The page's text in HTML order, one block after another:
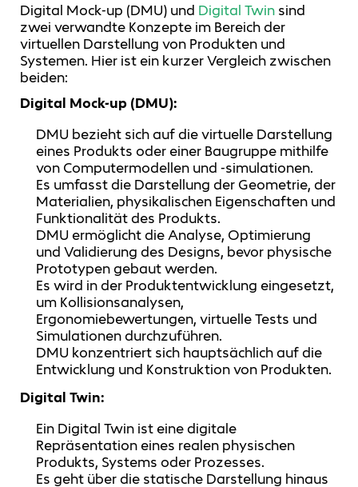
Digital Mock-up (DMU) und Digital Twin sind
zwei verwandte Konzepte im Bereich der
virtuellen Darstellung von Produkten und
Systemen. Hier ist ein kurzer Vergleich zwischen
beiden:
Digital Mock-up (DMU):
DMU bezieht sich auf die virtuelle Darstellung
eines Produkts oder einer Baugruppe mithilfe
von Computermodellen und -simulationen.
Es umfasst die Darstellung der Geometrie, der
Materialien, physikalischen Eigenschaften und
Funktionalität des Produkts.
DMU ermöglicht die Analyse, Optimierung
und Validierung des Designs, bevor physische
Prototypen gebaut werden.
Es wird in der Produktentwicklung eingesetzt,
um Kollisionsanalysen,
Ergonomiebewertungen, virtuelle Tests und
Simulationen durchzuführen.
DMU konzentriert sich hauptsächlich auf die
Entwicklung und Konstruktion von Produkten.
Digital Twin:
Ein Digital Twin ist eine digitale
Repräsentation eines realen physischen
Produkts, Systems oder Prozesses.
Es geht über die statische Darstellung hinaus